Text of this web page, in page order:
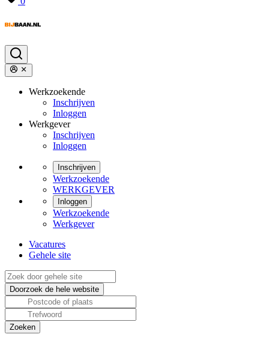
Werkzoekende
Inschrijven
Inloggen
Werkgever
Inschrijven
Inloggen
Inschrijven
Werkzoekende
WERKGEVER
Inloggen
Werkzoekende
Werkgever
Vacatures
Gehele site